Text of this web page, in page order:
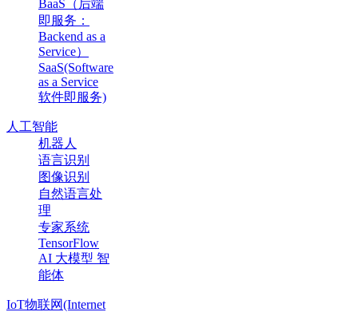
BaaS（后端
即服务：
Backend as a
Service）
SaaS(Software
as a Service
软件即服务)
人工智能
机器人
语言识别
图像识别
自然语言处
理
专家系统
TensorFlow
AI 大模型 智
能体
IoT物联网(Internet